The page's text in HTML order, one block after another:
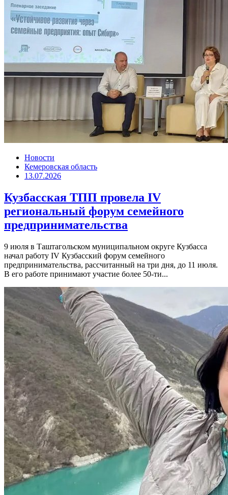
Новости
Кемеровская область
13.07.2026
Кузбасская ТПП провела IV
региональный форум семейного
предпринимательства
9 июля в Таштагольском муниципальном округе Кузбасса
начал работу IV Кузбасский форум семейного
предпринимательства, рассчитанный на три дня, до 11 июля.
В его работе принимают участие более 50-ти...